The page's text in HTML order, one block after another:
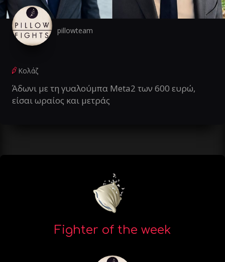
pillowteam
Κολάζ
Άδωνι με τη γυαλούμπα Meta2 των 600 ευρώ,
είσαι ωραίος και μετράς
Fighter of the week